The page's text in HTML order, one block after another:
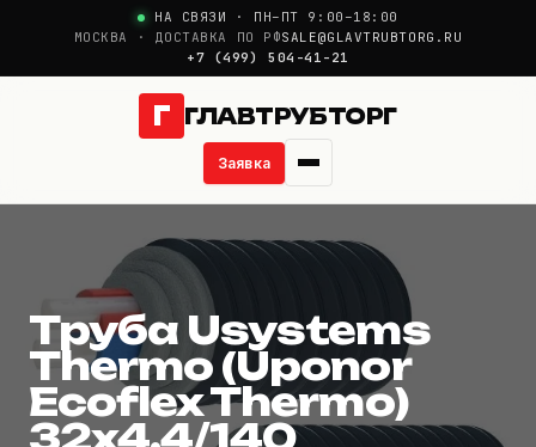
НА СВЯЗИ · ПН–ПТ 9:00–18:00
МОСКВА · ДОСТАВКА ПО РФSALE@GLAVTRUBTORG.RU
+7 (499) 504-41-21
Г ГЛАВТРУБТОРГ
О компании
Новости
Продукция
Услуги
Заявка
Труба Usystems
Труба Usystems
Thermo (Uponor
Ecoflex Thermo)
32x4,4/140